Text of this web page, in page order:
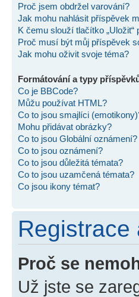
Proč jsem obdržel varování?
Jak mohu nahlásit příspěvek
K čemu slouží tlačítko
Proč musí být můj příspěvek
Jak mohu oživit svoje téma?
Formátování a typy
Co je BBCode?
Můžu používat HTML?
Co to jsou smajlíci
Mohu přidávat obrázky?
Co to jsou Globální oznámení?
Co to jsou oznámení?
Co to jsou důležitá témata?
Co to jsou uzamčená témata?
Co jsou ikony témat?
Proč se
Už jste se